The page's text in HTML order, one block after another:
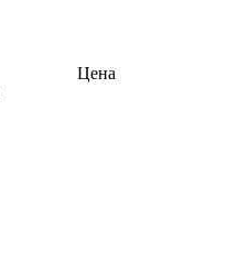
Цена